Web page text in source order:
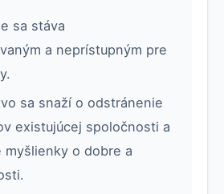
sa stáva
a neprístupným pre
sa snaží o odstránenie
existujúcej spoločnosti a
myšlienky o dobre a